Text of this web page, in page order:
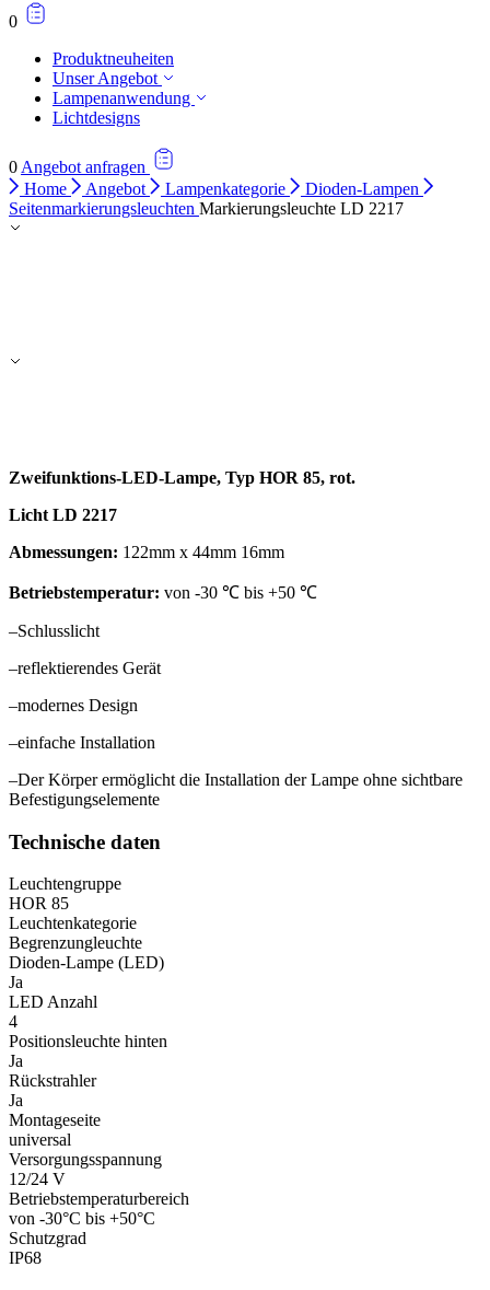
0
Produktneuheiten
Unser Angebot
Lampenanwendung
Lichtdesigns
0 Angebot anfragen
Home
Angebot Lampenkategorie
Dioden-Lampen
Seitenmarkierungsleuchten Markierungsleuchte LD 2217
Zweifunktions-LED-Lampe, Typ HOR 85, rot.
Licht LD 2217
Abmessungen: 122mm x 44mm 16mm
Betriebstemperatur: von -30 ℃ bis +50 ℃
–Schlusslicht
–reflektierendes Gerät
–modernes Design
–einfache Installation
–Der Körper ermöglicht die Installation der Lampe ohne sichtbare
Befestigungselemente
Technische daten
Leuchtengruppe
HOR 85
Leuchtenkategorie
Begrenzungleuchte
Dioden-Lampe (LED)
Ja
LED Anzahl
4
Positionsleuchte hinten
Ja
Rückstrahler
Ja
Montageseite
universal
Versorgungsspannung
12/24 V
Betriebstemperaturbereich
von -30°C bis +50°C
Schutzgrad
IP68